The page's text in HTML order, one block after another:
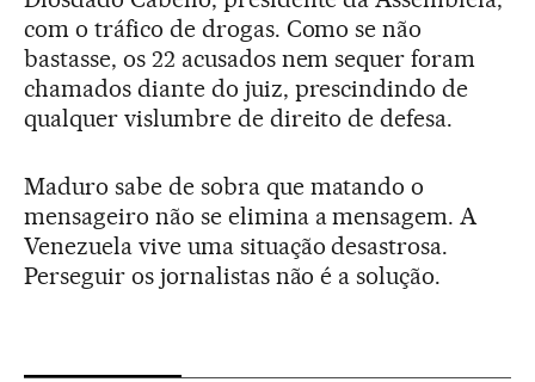
com o tráfico de drogas. Como se não
bastasse, os 22 acusados nem sequer foram
chamados diante do juiz, prescindindo de
qualquer vislumbre de direito de defesa.
Maduro sabe de sobra que matando o
mensageiro não se elimina a mensagem. A
Venezuela vive uma situação desastrosa.
Perseguir os jornalistas não é a solução.